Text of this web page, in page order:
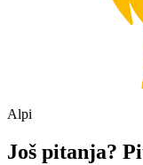
Alpi
Još pitanja?